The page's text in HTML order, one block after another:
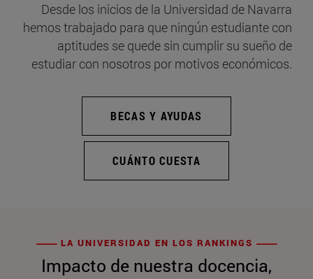
Desde los inicios de la Universidad de Navarra
hemos trabajado para que ningún estudiante con
aptitudes se quede sin cumplir su sueño de
estudiar con nosotros por motivos económicos.
BECAS Y AYUDAS
CUÁNTO CUESTA
LA UNIVERSIDAD EN LOS RANKINGS
Impacto de nuestra docencia,